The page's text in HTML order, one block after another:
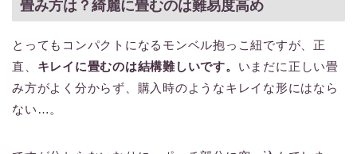
畳み方は？綺麗に畳むのは難易度高め
とってもコンパクトになるモンベル抱っこ紐ですが、正
直、 キレイに畳むのは結構難しいです。 いまだに正しい畳
み方がよく分からず、購入時のようなキレイな形にはなら
ない…。